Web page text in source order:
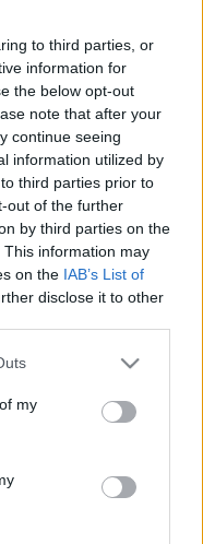
to third parties, or
information for
the below opt-out
note that after your
continue seeing
information utilized by
third parties prior to
out of the further
by third parties on the
This information may
on the IAB’s List of
disclose it to other
one or more Google
You may click to
third-party tags to
in below Google
my
KAPOTT 10
AMIT
is akarnak programot
10 MILLIÓ
CÉG
NEM KELL
MIRE KÖLTIK EL A
Fidelitas elnöke.
A
A KIRÓTT
UTÁN A
TÁNCOLTAK